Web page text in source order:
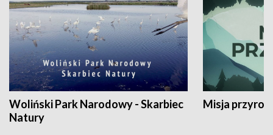
Woliński Park Narodowy - Skarbiec
Natury
Misja